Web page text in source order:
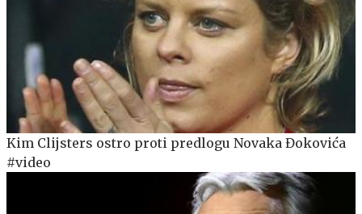
Kim Clijsters ostro proti predlogu Novaka Đokovića
#video